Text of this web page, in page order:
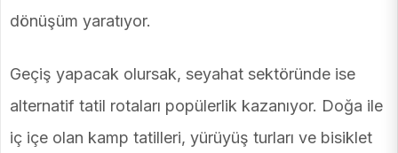
dönüşüm yaratıyor.
Geçiş yapacak olursak, seyahat sektöründe ise
alternatif tatil rotaları popülerlik kazanıyor. Doğa ile
iç içe olan kamp tatilleri, yürüyüş turları ve bisiklet